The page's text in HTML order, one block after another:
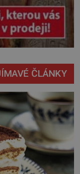
ČLÁNKY